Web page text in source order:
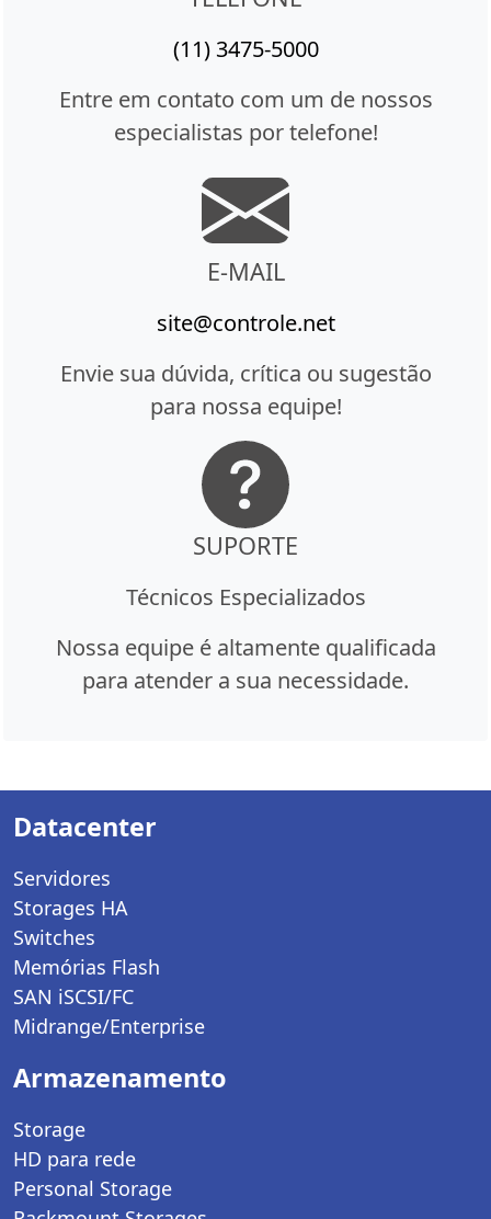
(11) 3475-5000
Entre em contato com um de nossos
especialistas por telefone!
E-MAIL
site@controle.net
Envie sua dúvida, crítica ou sugestão
para nossa equipe!
SUPORTE
Técnicos Especializados
Nossa equipe é altamente qualificada
para atender a sua necessidade.
Datacenter
Servidores
Storages HA
Switches
Memórias Flash
SAN iSCSI/FC
Midrange/Enterprise
Armazenamento
Storage
HD para rede
Personal Storage